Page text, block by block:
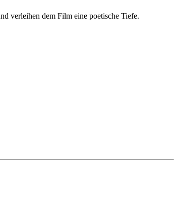
verleihen dem Film eine poetische Tiefe.